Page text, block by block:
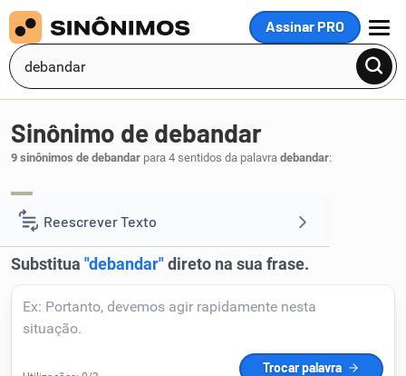
Assinar PRO
MENU
Reescrever Texto
Resumir Texto
Corrigir Texto
Sinônimo de debandar
9 sinônimos de debandar para 4 sentidos da palavra debandar: